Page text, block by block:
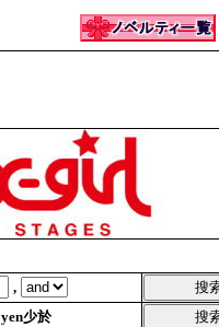
,
yen少於